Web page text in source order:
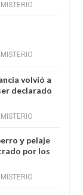
volvió a
declarado
у pelaje
por los